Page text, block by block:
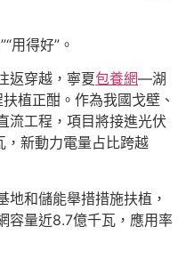
用得好”。
返穿越，寧夏包養網—湖
植正酣。作為我國戈壁、
流工程，項目將接進光伏
新動力電量占比跨越
地和儲能舉措措施扶植，
容量近8.7億千瓦，應用率